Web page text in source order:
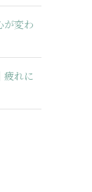
が変わ
疲れに